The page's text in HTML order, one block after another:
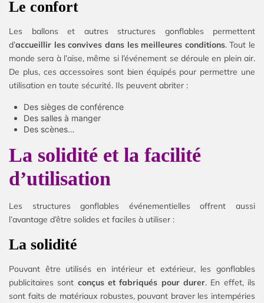
Le confort
Les ballons et autres structures gonflables permettent
d’accueillir les convives dans les meilleures conditions. Tout le
monde sera à l’aise, même si l’événement se déroule en plein air.
De plus, ces accessoires sont bien équipés pour permettre une
utilisation en toute sécurité. Ils peuvent abriter :
Des sièges de conférence
Des salles à manger
Des scènes…
La solidité et la facilité
d’utilisation
Les structures gonflables événementielles offrent aussi
l’avantage d’être solides et faciles à utiliser :
La solidité
Pouvant être utilisés en intérieur et extérieur, les gonflables
publicitaires sont conçus et fabriqués pour durer. En effet, ils
sont faits de matériaux robustes, pouvant braver les intempéries